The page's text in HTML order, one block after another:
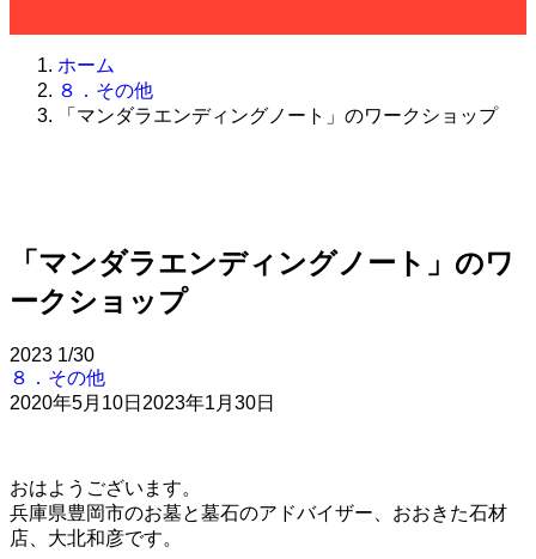
ホーム
８．その他
「マンダラエンディングノート」のワークショップ
「マンダラエンディングノート」のワ
ークショップ
2023 1/30
８．その他
2020年5月10日 2023年1月30日
おはようございます。
兵庫県豊岡市のお墓と墓石のアドバイザー、おおきた石材
店、大北和彦です。